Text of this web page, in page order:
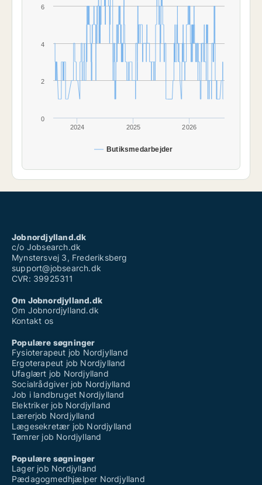
Butiksmedarbejder
2024 2025 2026
0
2
4
6
Jobnordjylland.dk
c/o Jobsearch.dk
Mynstersvej 3, Frederiksberg
support@jobsearch.dk
CVR: 39925311
Om Jobnordjylland.dk
Om Jobnordjylland.dk
Kontakt os
Populære søgninger
Fysioterapeut job Nordjylland
Ergoterapeut job Nordjylland
Ufaglært job Nordjylland
Socialrådgiver job Nordjylland
Job i landbruget Nordjylland
Elektriker job Nordjylland
Lærerjob Nordjylland
Lægesekretær job Nordjylland
Tømrer job Nordjylland
Populære søgninger
Lager job Nordjylland
Pædagogmedhjælper Nordjylland